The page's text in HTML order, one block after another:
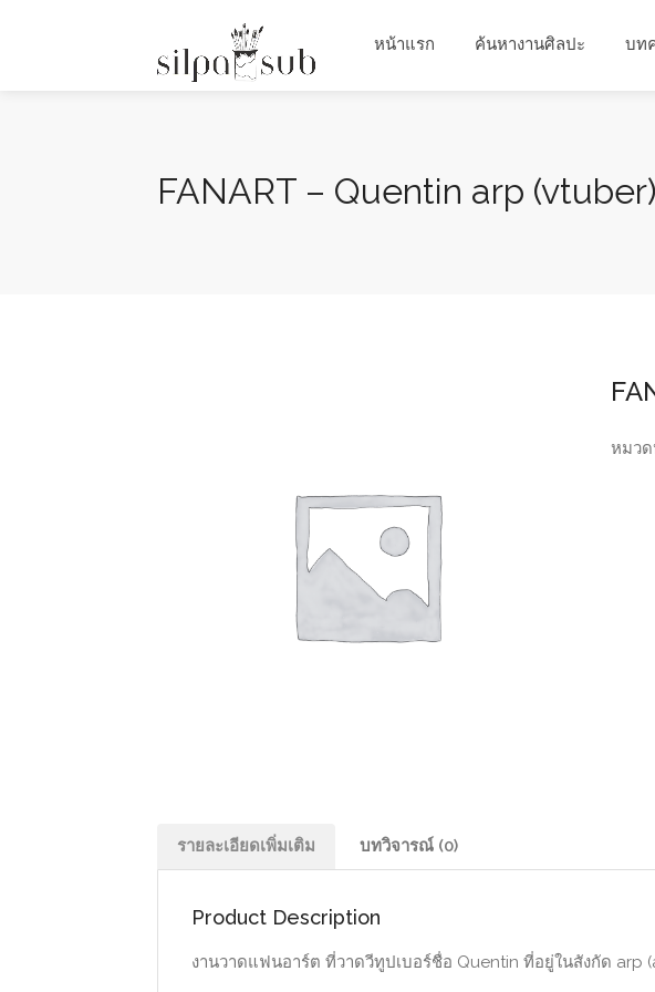
หน้าแรก ค้นหางานศิลปะ บท
FANART – Quentin arp (vtuber)
หมว
รายละเอียดเพิ่มเติม บทวิจารณ์ (0)
Product Description
งานวาดแฟนอาร์ต ที่วาดวีทูปเบอร์ชื่อ Quentin ที่อยู่ในสังกัด arp